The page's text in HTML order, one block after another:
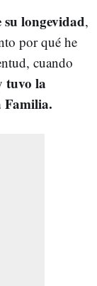
su longevidad,
por qué he
cuando
tuvo la
Familia.